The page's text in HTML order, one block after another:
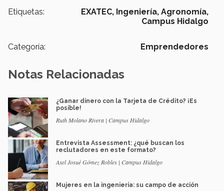
Etiquetas: EXATEC, Ingeniería, Agronomía,
Campus Hidalgo
Categoría: Emprendedores
Notas Relacionadas
¿Ganar dinero con la Tarjeta de Crédito? ¡Es
posible!
Ruth Molano Rivera | Campus Hidalgo
Entrevista Assessment: ¿qué buscan los
reclutadores en este formato?
Axel Josué Gómez Robles | Campus Hidalgo
Mujeres en la ingeniería: su campo de acción